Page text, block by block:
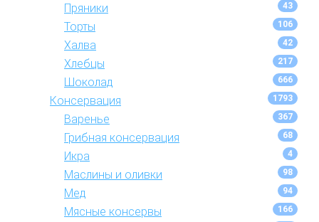
Пряники 43
Торты 106
Халва 42
Хлебцы 217
Шоколад 666
Консервация 1793
Варенье 367
Грибная консервация 68
Икра 4
Маслины и оливки 98
Мед 94
Мясные консервы 166